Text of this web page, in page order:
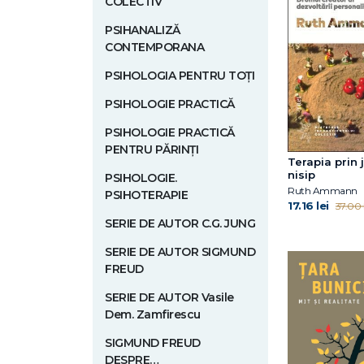
PSIHANALIZĂ
CONTEMPORANA
PSIHOLOGIA PENTRU TOȚI
PSIHOLOGIE PRACTICĂ
PSIHOLOGIE PRACTICĂ
PENTRU PĂRINȚI
PSIHOLOGIE.
PSIHOTERAPIE
SERIE DE AUTOR C.G. JUNG
SERIE DE AUTOR SIGMUND
FREUD
SERIE DE AUTOR Vasile
Dem. Zamfirescu
SIGMUND FREUD
DESPRE…
Terapia prin
nisip
Ruth Ammann
17.16 lei 37.00